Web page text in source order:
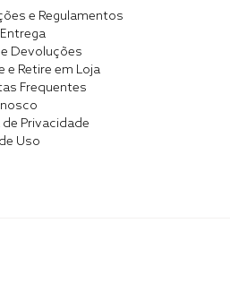
e Regulamentos
Devoluções
e Retire em Loja
Frequentes
Privacidade
Uso